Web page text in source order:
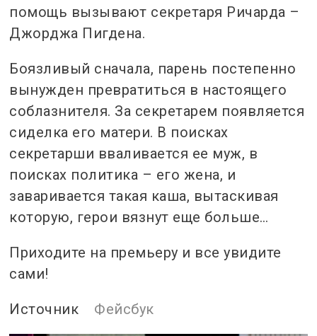
помощь вызывают секретаря Ричарда –
Джорджа Пигдена.
Боязливый сначала, парень постепенно
вынужден превратиться в настоящего
соблазнителя. За секретарем появляется
сиделка его матери. В поисках
секретарши вваливается ее муж, в
поисках политика – его жена, и
заваривается такая каша, вытаскивая
которую, герои вязнут еще больше…
Приходите на премьеру и все увидите
сами!
Источник Фейсбук